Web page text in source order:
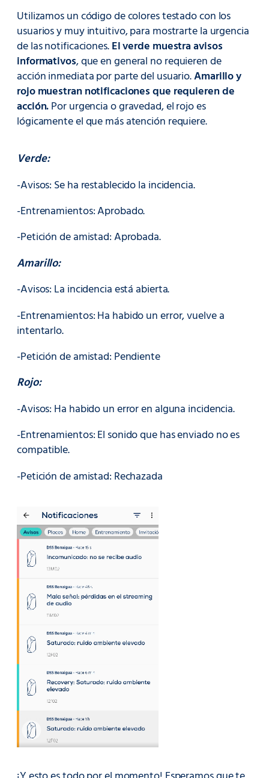
Utilizamos un código de colores testado con los
usuarios y muy intuitivo, para mostrarte la urgencia
de las notificaciones.El verde muestra avisos
informativos, que en general no requieren de
acción inmediata por parte del usuario.Amarillo y
rojo muestran notificaciones que requieren de
acción.Por urgencia o gravedad, el rojo es
lógicamente el que más atención requiere.
Verde:
-Avisos: Se ha restablecido la incidencia.
-Entrenamientos: Aprobado.
-Petición de amistad: Aprobada.
Amarillo:
-Avisos: La incidencia está abierta.
-Entrenamientos: Ha habido un error, vuelve a
intentarlo.
-Petición de amistad: Pendiente
Rojo:
-Avisos: Ha habido un error en alguna incidencia.
-Entrenamientos: El sonido que has enviado no es
compatible.
-Petición de amistad: Rechazada